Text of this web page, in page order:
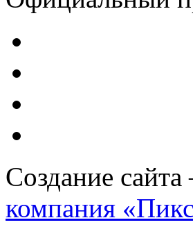
Создание
компания